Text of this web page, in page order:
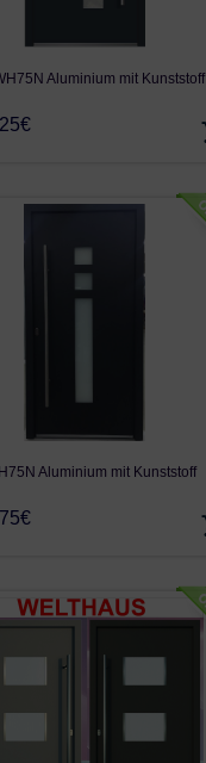
Aluminium mit Kunststoff
Aluminium mit Kunststoff